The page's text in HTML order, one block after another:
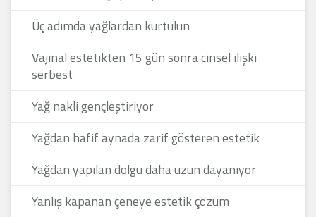
Üç adımda yağlardan kurtulun
Vajinal estetikten 15 gün sonra cinsel ilişki
serbest
Yağ nakli gençleştiriyor
Yağdan hafif aynada zarif gösteren estetik
Yağdan yapılan dolgu daha uzun dayanıyor
Yanlış kapanan çeneye estetik çözüm